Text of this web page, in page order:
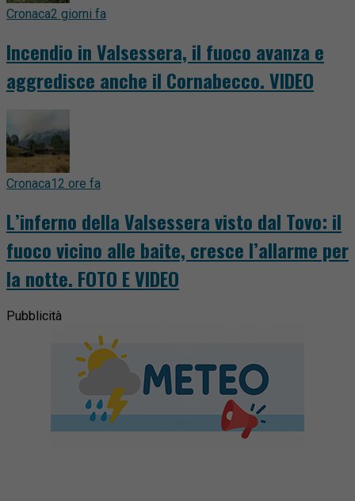
Cronaca2 giorni fa
Incendio in Valsessera, il fuoco avanza e
aggredisce anche il Cornabecco. VIDEO
Cronaca12 ore fa
L’inferno della Valsessera visto dal Tovo: il
fuoco vicino alle baite, cresce l’allarme per
la notte. FOTO E VIDEO
Pubblicità